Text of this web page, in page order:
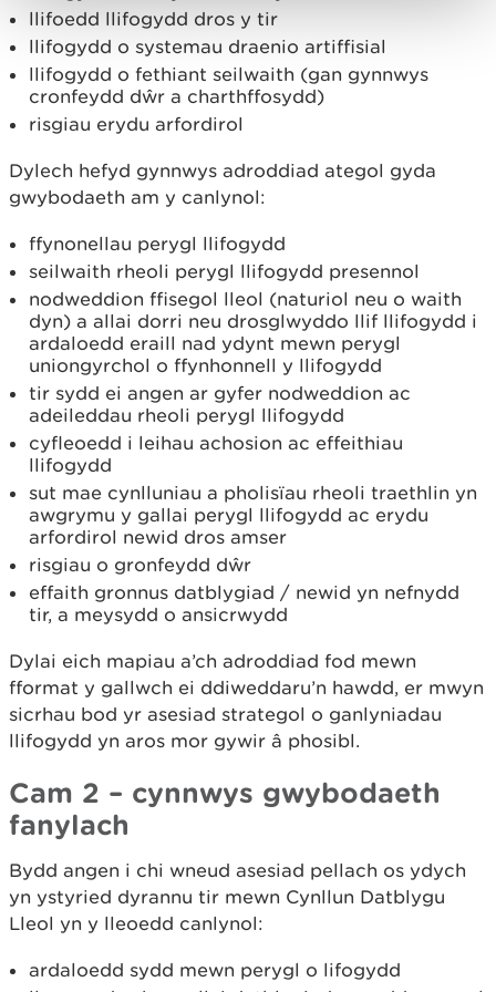
llifoedd llifogydd dros y tir
llifogydd o systemau draenio artiffisial
llifogydd o fethiant seilwaith (gan gynnwys
cronfeydd dŵr a charthffosydd)
risgiau erydu arfordirol
Dylech hefyd gynnwys adroddiad ategol gyda
gwybodaeth am y canlynol:
ffynonellau perygl llifogydd
seilwaith rheoli perygl llifogydd presennol
nodweddion ffisegol lleol (naturiol neu o waith
dyn) a allai dorri neu drosglwyddo llif llifogydd i
ardaloedd eraill nad ydynt mewn perygl
uniongyrchol o ffynhonnell y llifogydd
tir sydd ei angen ar gyfer nodweddion ac
adeileddau rheoli perygl llifogydd
cyfleoedd i leihau achosion ac effeithiau
llifogydd
sut mae cynlluniau a pholisïau rheoli traethlin yn
awgrymu y gallai perygl llifogydd ac erydu
arfordirol newid dros amser
risgiau o gronfeydd dŵr
effaith gronnus datblygiad / newid yn nefnydd
tir, a meysydd o ansicrwydd
Dylai eich mapiau a’ch adroddiad fod mewn
fformat y gallwch ei ddiweddaru’n hawdd, er mwyn
sicrhau bod yr asesiad strategol o ganlyniadau
llifogydd yn aros mor gywir â phosibl.
Cam 2 – cynnwys gwybodaeth
fanylach
Bydd angen i chi wneud asesiad pellach os ydych
yn ystyried dyrannu tir mewn Cynllun Datblygu
Lleol yn y lleoedd canlynol:
ardaloedd sydd mewn perygl o lifogydd